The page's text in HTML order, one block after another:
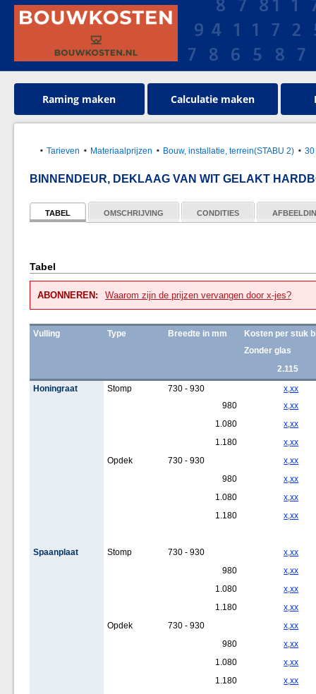
Raming maken Calculatie maken
Tarieven Materiaalprijzen Bouw, installatie, terrein(STABU 2)
BINNENDEUR, DEKLAAG VAN WIT GELAKT
TABEL OMSCHRIJVING CONDITIES
Tabel
ABONNEREN: Waarom zijn de prijzen vervangen door x-jes?
Vulling Type Breedte in mm
Kosten per stuk
Zonder glas
2.115
Honingraat
Stomp 730 - 930
x,xx
980
x,xx
1.080
x,xx
1.180
x,xx
Opdek
730 - 930
x,xx
980
x,xx
1.080
x,xx
1.180
x,xx
Spaanplaat Stomp 730 - 930
x,xx
980
x,xx
1.080
x,xx
1.180
x,xx
Opdek
730 - 930
x,xx
980
x,xx
1.080
x,xx
1.180
x,xx